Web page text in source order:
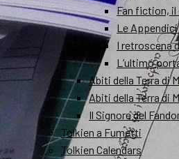
Fan fiction, il
Le
I retroscena
L’ultimo
Abiti della Terra di
Abiti della Terra di
Il Signore del
Tolkien a Fumetti
Tolkien Calendars